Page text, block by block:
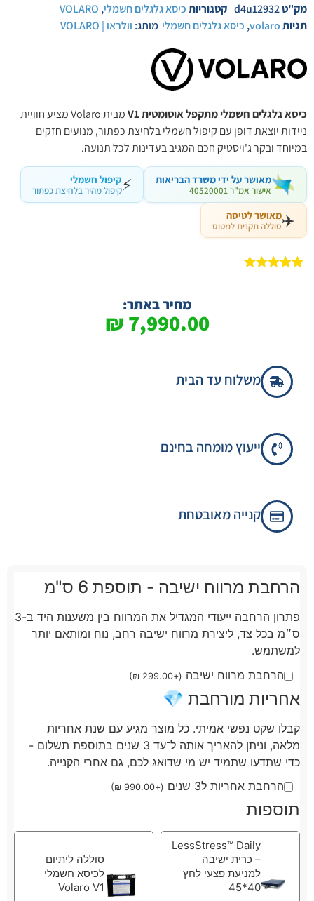
מק"טd4u12932 קטגוריותכיסא גלגלים חשמלי,
VOLARO
תגיותvolaro
, כיסא גלגלים חשמלי מותג: וולראו | VOLARO
כיסא גלגלים חשמלי מתקפל אוטומטית V1
מבית Volaro מציע חוויית
ניידות יוצאת דופן עם קיפול חשמלי בלחיצת כפתור, מנועים חזקים
במיוחד ובקר ג'ויסטיק חכם המגיב בעדינות לכל תנועה.
מאושר על ידי משרד הבריאות
אישור אמ"ר 40520001 ⚡קיפול חשמלי
קיפול מהיר בלחיצת כפתור
✈️מאושר לטיסה
סוללה תקנית למטוס
מחיר באתר:
7,990.00
₪
משלוח עד הבית
ייעוץ מומחה בחינם
קנייה מאובטחת
הרחבת מרווח ישיבה - תוספת 6 ס"מ
פתרון הרחבה ייעודי המגדיל את המרווח בין משענות היד ב-3
ס״מ בכל צד, ליצירת מרווח ישיבה רחב, נוח ומותאם יותר
למשתמש.
הרחבת מרווח ישיבה (
+
299.00
₪
)
אחריות מורחבת 💎
קבלו שקט נפשי אמיתי. כל מוצר מגיע עם שנת אחריות
מלאה, וניתן להאריך אותה ל־עד 3 שנים בתוספת תשלום -
כדי שתדעו שתמיד יש מי שדואג לכם, גם אחרי הקנייה.
הרחבת אחריות ל3 שנים
(
+
990.00
₪
)
תוספות
LessStress™ Daily
– כרית ישיבה
למניעת פצעי לחץ
40*45
סוללה ליתיום
לכיסא חשמלי
Volaro V1